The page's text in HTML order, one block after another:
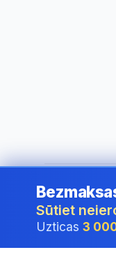
©2026i24
Sūtiet
Uzticas 3